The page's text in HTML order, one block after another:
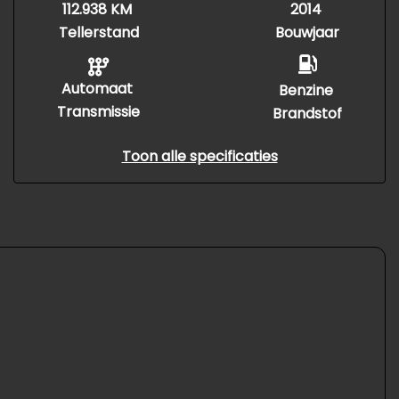
112.938 KM
Tellerstand
Automaat
Transmissie
2014
Bouwjaar
Benzine
Brandstof
Toon alle specificaties